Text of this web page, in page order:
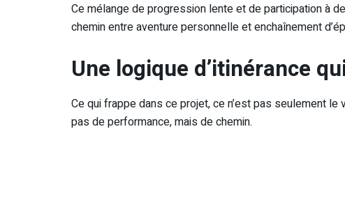
Ce mélange de progression lente et de participation à
chemin entre aventure personnelle et enchaînement
Une logique d’itinérance
Ce qui frappe dans ce projet, ce n’est pas seulement
pas de performance, mais de chemin.